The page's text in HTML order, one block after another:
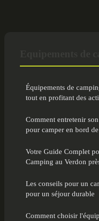
Équipements de
tout en profitant des
Comment entretenir
pour camper en bord
Votre Guide Complet
Camping au Verdon
Les conseils pour un
pour un séjour durable
Comment choisir